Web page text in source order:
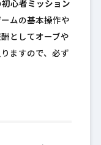
初心者ミッション
ムの基本操作や
としてオーブや
ますので、必ず